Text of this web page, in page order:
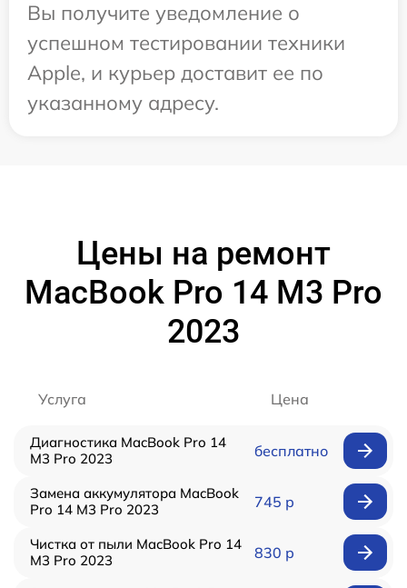
Вы получите уведомление о
успешном тестировании техники
Apple, и курьер доставит ее по
указанному адресу.
Цены на ремонт
MacBook Pro 14 M3 Pro
2023
Услуга Цена
Диагностика MacBook Pro 14
M3 Pro 2023
бесплатно
Замена аккумулятора MacBook
Pro 14 M3 Pro 2023
745 р
Чистка от пыли MacBook Pro 14
M3 Pro 2023
830 р